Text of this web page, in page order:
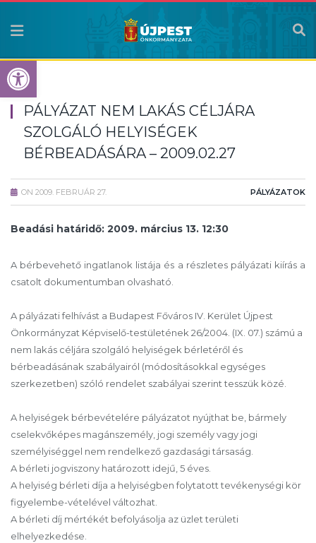
Eszköztár megnyitása
PÁLYÁZAT NEM LAKÁS CÉLJÁRA
SZOLGÁLÓ HELYISÉGEK
BÉRBEADÁSÁRA – 2009.02.27
ON 2009. FEBRUÁR 27. PÁLYÁZATOK
Beadási határidő: 2009. március 13. 12:30
A bérbevehető ingatlanok listája és a részletes pályázati kiírás a
csatolt dokumentumban olvasható.
A pályázati felhívást a Budapest Főváros IV. Kerület Újpest
Önkormányzat Képviselő-testületének 26/2004. (IX. 07.) számú a
nem lakás céljára szolgáló helyiségek bérletéről és
bérbeadásának szabályairól (módosításokkal egységes
szerkezetben) szóló rendelet szabályai szerint tesszük közé.
A helyiségek bérbevételére pályázatot nyújthat be, bármely
cselekvőképes magánszemély, jogi személy vagy jogi
személyiséggel nem rendelkező gazdasági társaság.
A bérleti jogviszony határozott idejű, 5 éves.
A helyiség bérleti díja a helyiségben folytatott tevékenységi kör
figyelembe-vételével változhat.
A bérleti díj mértékét befolyásolja az üzlet területi
elhelyezkedése.